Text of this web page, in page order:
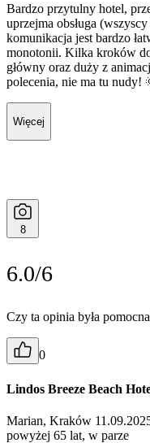
Bardzo przytulny hotel,
uprzejma obsługa
komunikacja jest bardzo
monotonii. Kilka kroków
główny oraz duży z
polecenia, nie ma tu nudy!
Więcej
8
6.0/6
Czy ta opinia była
0
Lindos Breeze Beach
Marian, Kraków
powyżej 65 lat, w parze